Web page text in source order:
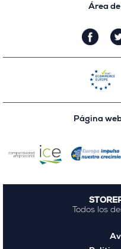
Área
Página
Todos los